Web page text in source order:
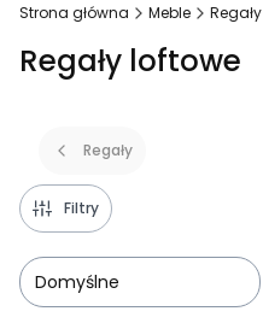
Strona główna Meble Regały
Regały loftowe
Regały
Filtry
Domyślne